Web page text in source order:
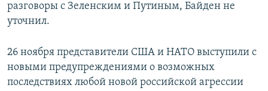
разговоры с Зеленским и Путиным, Байден не
уточнил.
26 ноября представители США и НАТО выступили с
новыми предупреждениями о возможных
последствиях любой новой российской агрессии